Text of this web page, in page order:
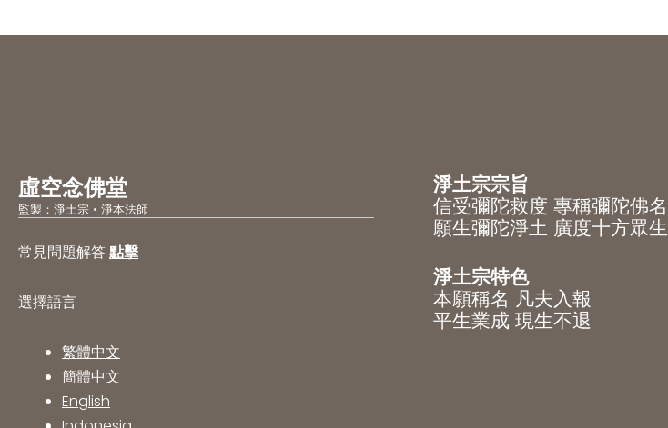
虛空念佛堂
監製：淨土宗 • 淨本法師
常見問題解答點擊
選擇語言
繁體中文
簡體中文
English
淨土宗宗旨
信受彌陀救度 專稱彌陀佛名
願生彌陀淨土 廣度十方眾生
淨土宗特色
本願稱名 凡夫入報
平生業成 現生不退